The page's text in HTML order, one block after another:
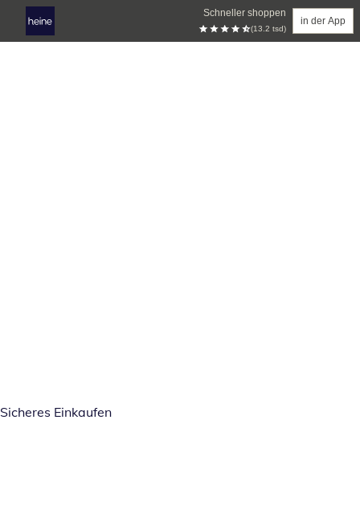
Schneller shoppen
(13.2 tsd)
in der App
Sicheres Einkaufen